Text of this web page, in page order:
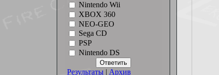
Nintendo Wii
XBOX 360
NEO-GEO
Sega CD
PSP
Nintendo DS
Результаты | Архив